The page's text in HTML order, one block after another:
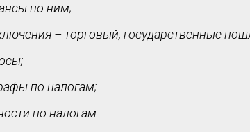
по ним;
– торговый, государственные
по налогам;
по налогам.